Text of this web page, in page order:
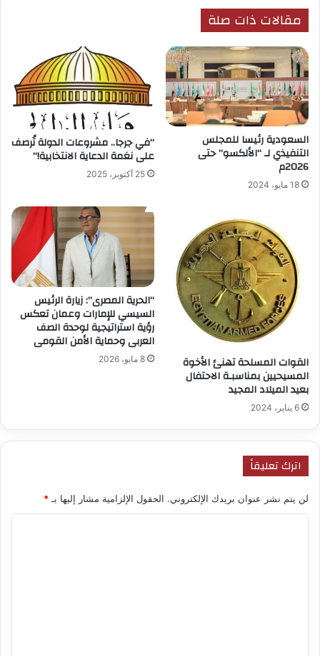
مقالات ذات صلة
السعودية رئيسا للمجلس
التنفيذي لـ “الألكسو” حتى
2026م
18 مايو، 2024
“في جرجا.. مشروعات الدولة تُرصف
على نغمة الدعاية الانتخابية!”
25 أكتوبر، 2025
القوات المسلحة تهنئ الأخوة
المسيحيين بمناسبـة الاحتفال
بعيد الميلاد المجيد
6 يناير، 2024
“الحرية المصرى”: زيارة الرئيس
السيسي للإمارات وعمان تعكس
رؤية استراتيجية لوحدة الصف
العربى وحماية الأمن القومى
8 مايو، 2026
اترك تعليقاً
لن يتم نشر عنوان بريدك الإلكتروني. الحقول الإلزامية مشار إليها بـ*